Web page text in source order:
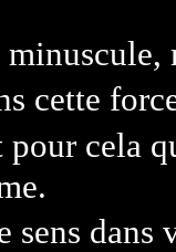
cette
pour cela
dans